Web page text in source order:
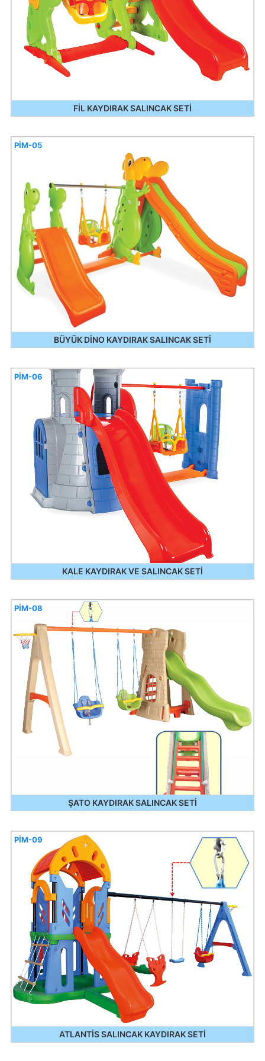
FİL KAYDIRAK SALINCAK SETİ
BÜYÜK DİNO KAYDIRAK SALINCAK SETİ
PİM-05
KALE KAYDIRAK VE SALINCAK SETİ
PİM-06
ŞATO KAYDIRAK SALINCAK SETİ
PİM-08
ATLANTİS SALINCAK KAYDIRAK SETİ
PİM-09